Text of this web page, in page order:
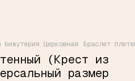
бижутерия Церковная Браслет
(Крест из
размер